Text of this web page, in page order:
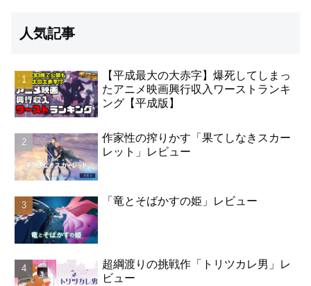
人気記事
【平成最大の大赤字】爆死してしまっ
たアニメ映画興行収入ワーストランキ
ング【平成版】
作家性の搾りかす「果てしなきスカー
レット」レビュー
「竜とそばかすの姫」レビュー
超綱渡りの挑戦作「トリツカレ男」レ
ビュー